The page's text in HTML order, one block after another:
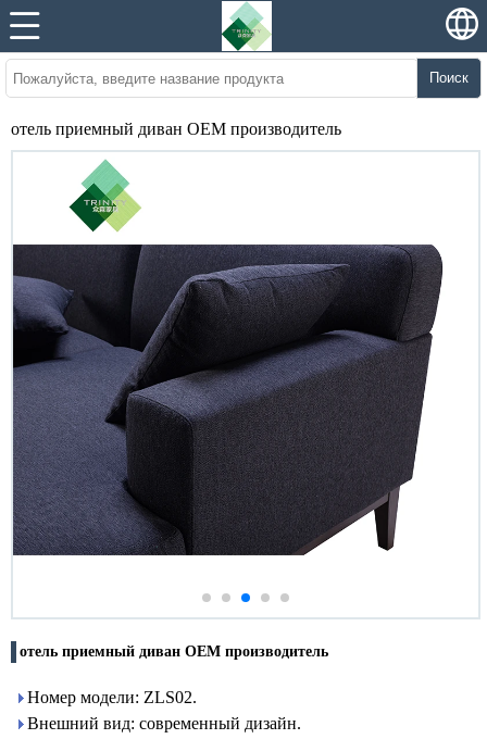
Поиск
отель приемный диван OEM производитель
отель приемный диван OEM производитель
Номер модели: ZLS02.
Внешний вид: современный дизайн.